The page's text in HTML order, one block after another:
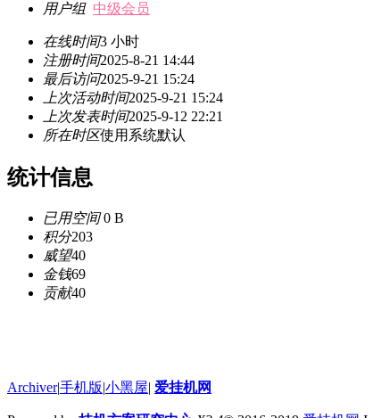
用户组 中级会员
在线时间3 小时
注册时间2025-8-21 14:44
最后访问2025-9-21 15:24
上次活动时间2025-9-21 15:24
上次发表时间2025-9-12 22:21
所在时区使用系统默认
统计信息
已用空间0 B
积分203
威望40
金钱69
贡献40
Archiver|手机版|小黑屋| 爱挂机网